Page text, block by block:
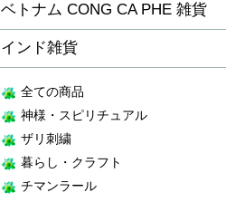
ベトナム CONG CA PHE 雑貨
インド雑貨
全ての商品
神様・スピリチュアル
ザリ刺繍
暮らし・クラフト
チマンラール